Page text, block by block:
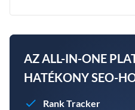
AZ ALL-IN-ONE
HATÉKONY SEO-
Rank Tracker